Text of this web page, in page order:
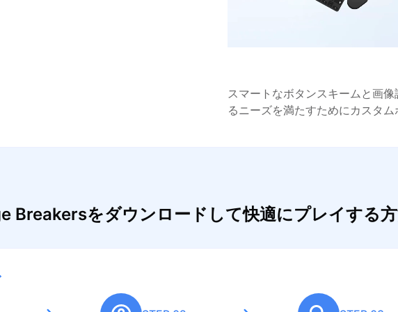
スマートなボタンスキームと画
るニーズを満たすためにカスタ
Breakersをダウンロードして快適にプレイする